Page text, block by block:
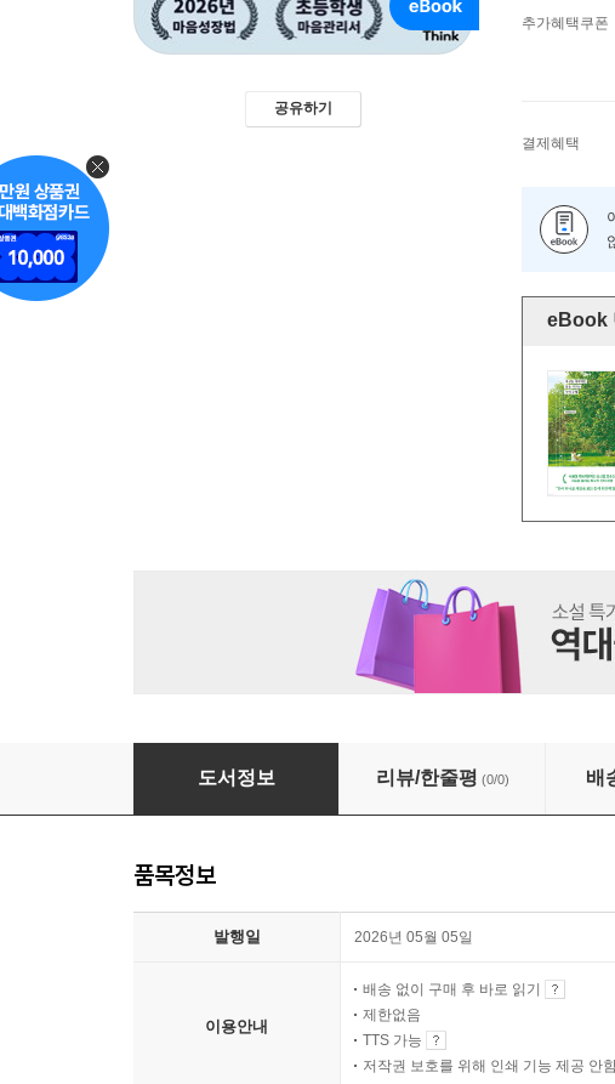
공유하기
추가혜택쿠폰
결제혜택
eBook
감정 근육 연구소
도서정보 리뷰/한줄평 (0/0) 배
품목정보
발행일 2026년 05월 05일
이용안내
배송 없이 구매 후 바로 읽기
제한없음
TTS 가능
저작권 보호를 위해 인쇄 기능 제공 안